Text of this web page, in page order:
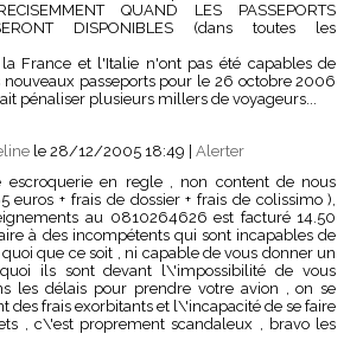
QUAND LES PASSEPORTS
DISPONIBLES (dans toutes les
France et l'Italie n'ont pas été capables de
passeports pour le 26 octobre 2006
pénaliser plusieurs millers de voyageurs...
le 28/12/2005 18:49 | Alerter
escroquerie en regle , non content de nous
euros + frais de dossier + frais de colissimo ),
au 0810264626 est facturé 14.50
à des incompétents qui sont incapables de
que ce soit , ni capable de vous donner un
ils sont devant l\'impossibilité de vous
les délais pour prendre votre avion , on se
des frais exorbitants et l\'incapacité de se faire
, c\'est proprement scandaleux , bravo les